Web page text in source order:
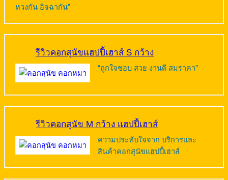
หวงกัน อิจฉากัน”
รีวิวคอกสุนัขแฮปปี้เฮาส์ S กว้าง
“ถูกใจชอบ สวย งานดี สมราคา”
รีวิวคอกสุนัข M กว้าง แฮปปี้เฮาส์
ความประทับใจจาก บริการและ
สินค้าคอกสุนัขแฮปปี้เฮาส์